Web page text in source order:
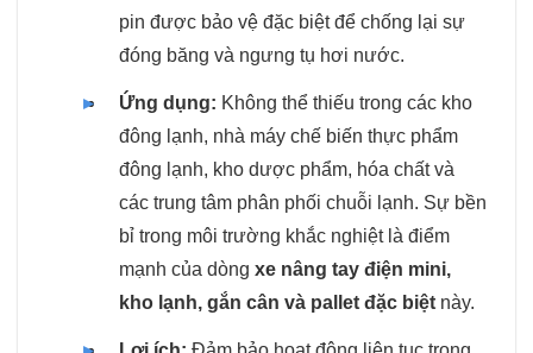
pin được bảo vệ đặc biệt để chống lại sự
đóng băng và ngưng tụ hơi nước.
Ứng dụng: Không thể thiếu trong các kho
đông lạnh, nhà máy chế biến thực phẩm
đông lạnh, kho dược phẩm, hóa chất và
các trung tâm phân phối chuỗi lạnh. Sự bền
bỉ trong môi trường khắc nghiệt là điểm
mạnh của dòng xe nâng tay điện mini,
kho lạnh, gắn cân và pallet đặc biệtnày.